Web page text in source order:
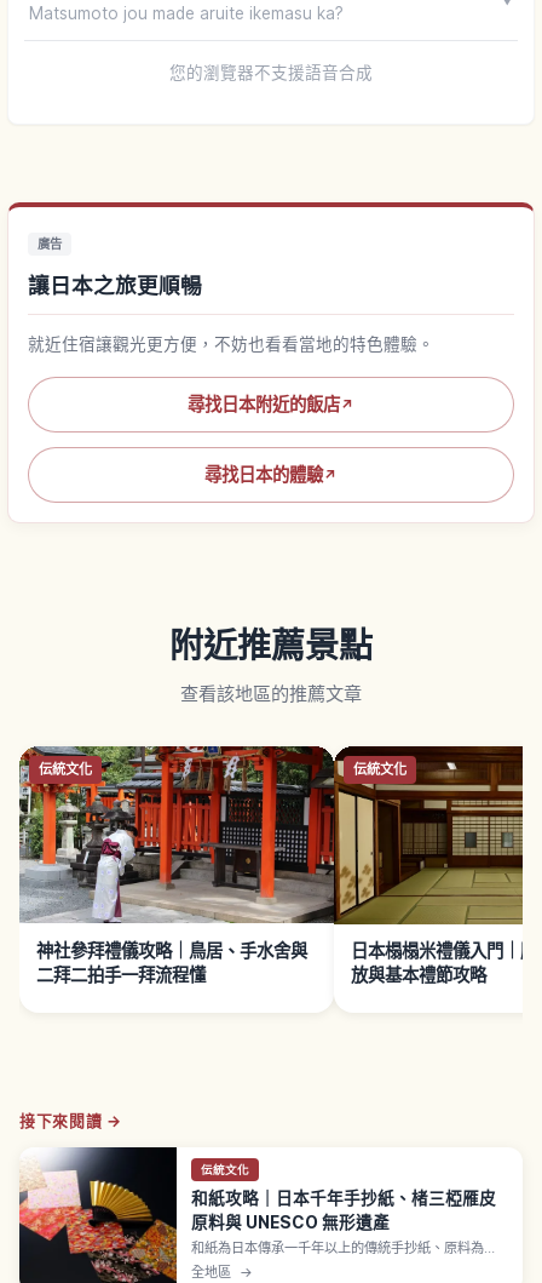
Matsumoto jou made aruite ikemasu ka?
您的瀏覽器不支援語音合成
廣告
讓日本之旅更順暢
就近住宿讓觀光更方便，不妨也看看當地的特色體驗。
尋找日本附近的飯店↗
尋找日本的體驗↗
附近推薦景點
查看該地區的推薦文章
伝統文化
神社參拜禮儀攻略｜鳥居、手水舍與
二拜二拍手一拜流程懂
伝統文化
日本榻榻米禮儀入門｜
放與基本禮節攻略
接下來閱讀 →
伝統文化
和紙攻略｜日本千年手抄紙、楮三椏雁皮
原料與 UNESCO 無形遺產
和紙為日本傳承一千年以上的傳統手抄紙、原料為
楮、三椏、雁皮等植物纖維。聯合國教科文組織2014
全地區 →